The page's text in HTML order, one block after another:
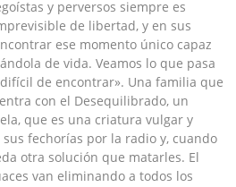
y perversos siempre es
de libertad, y en sus
ese momento único capaz
de vida. Veamos lo que pasa
de encontrar». Una familia que
con el Desequilibrado, un
que es una criatura vulgar y
fechorías por la radio y, cuando
otra solución que matarles. El
van eliminando a todos los